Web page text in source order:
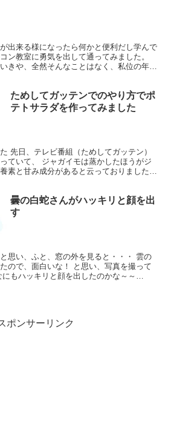
出来る様になったら何かと便利だし学んで
ン教室に勇気を出して通ってみました。
きや、全然そんなことはなく、私位の年齢
ためしてガッテンでのやり方でポ
テトサラダを作ってみました
先日、テレビ番組（ためしてガッテン）
ていて、 ジャガイモは蒸かしたほうがジ
素と甘み成分があると云っておりました。
曇の白蛇さんがハッキリと顔を出
す
思い、ふと、窓の外を見ると・・・ 雲の
ので、面白いな！ と思い、写真を撮って
もハッキリと顔を出したのかな～～
ポンサーリンク